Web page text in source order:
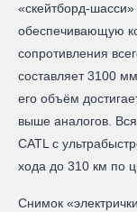
«скейтборд-
обеспечивающую
сопротивления
составляет 3100
его объём
выше аналогов.
CATL с
хода до 310 км по
Снимок